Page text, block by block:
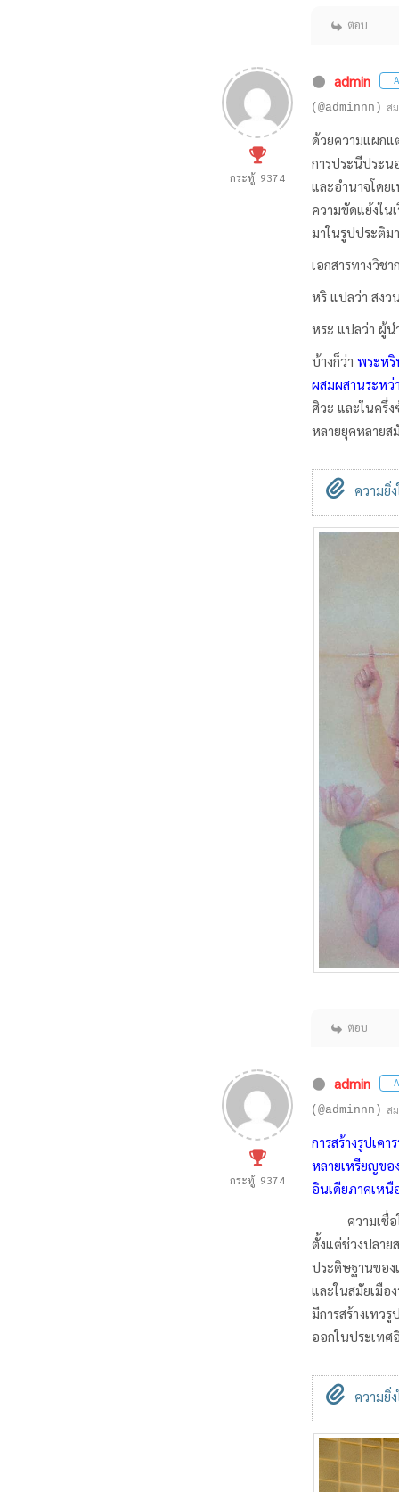
ตอบ
กระทู้: 9374
admin
(@adminnn) ส
ด้วยความแผกแ
การประนีประน
และอำนาจโดย
ความขัดแย้งใน
มาในรูปประติม
เอกสารทางวิช
หริ แปลว่า สง
หระ แปลว่า ผู้น
บ้างก็ว่า พระหริ
ผสมผสานระหว่
ศิวะ และในครึ่
หลายยุคหลายส
ความยิ่
ตอบ
กระทู้: 9374
admin
(@adminnn) ส
การสร้างรูปเค
หลายเหรียญขอ
อินเดียภาคเห
ความเชื่อใน
ตั้งแต่ช่วงปลาย
ประดิษฐานของ
และในสมัยเมือ
มีการสร้างเทว
ออกในประเทศ
ความยิ่